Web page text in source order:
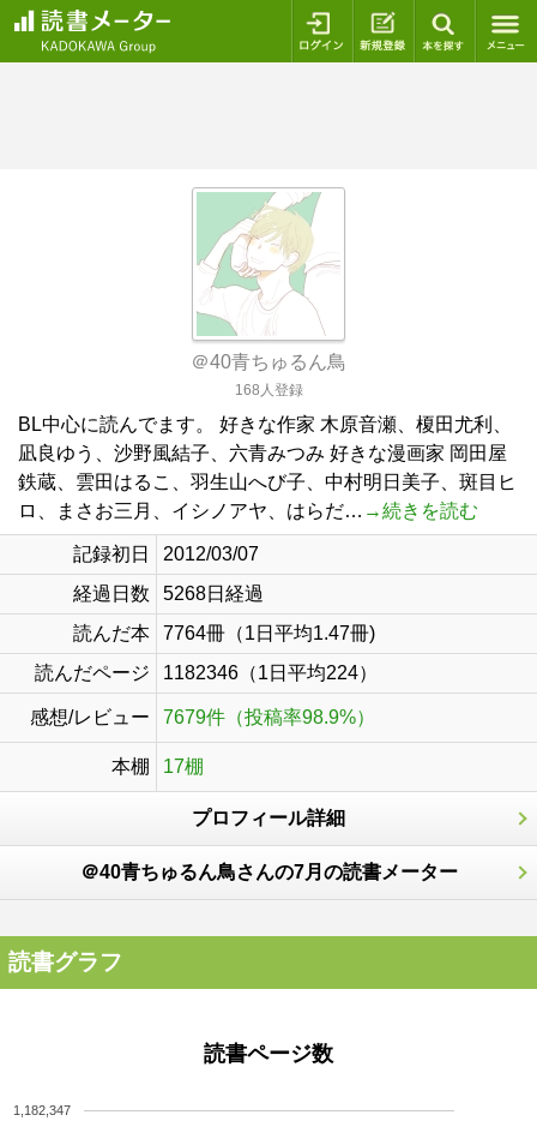
ログイン 新規登録
＠40青ちゅるん鳥
168人登録
BL中心に読んでます。 好きな作家 木原音瀬、榎田尤利、
凪良ゆう、沙野風結子、六青みつみ 好きな漫画家 岡田屋
鉄蔵、雲田はるこ、羽生山へび子、中村明日美子、斑目ヒ
ロ、まさお三月、イシノアヤ、はらだ… →続きを読む
記録初日
2012/03/07
経過日数
5268日経過
読んだ本
7764冊（1日平均1.47冊)
読んだページ
1182346（1日平均224）
感想/レビュー 7679件（投稿率98.9%）
本棚 17棚
プロフィール詳細
＠40青ちゅるん鳥さんの7月の読書メーター
読書グラフ
読書ページ数
1,182,347